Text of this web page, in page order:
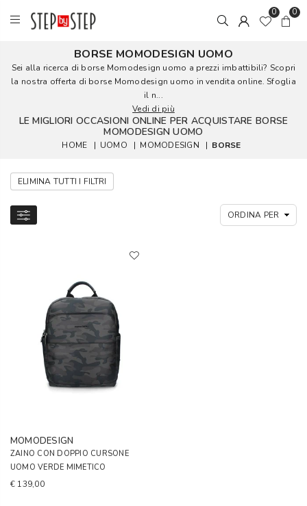
0 0
BORSE MOMODESIGN UOMO
Sei alla ricerca di borse Momodesign uomo a prezzi imbattibili? Scopri
la nostra offerta di borse Momodesign uomo in vendita online. Sfoglia
il n...
Vedi di più
LE MIGLIORI OCCASIONI ONLINE PER ACQUISTARE BORSE
MOMODESIGN UOMO
HOME | UOMO | MOMODESIGN | BORSE
ELIMINA TUTTI I FILTRI
MOMODESIGN
ZAINO CON DOPPIO CURSONE
UOMO VERDE MIMETICO
€ 139,00